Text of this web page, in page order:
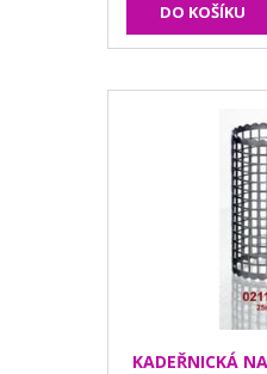
DO KOŠÍKU
KADEŘNICKÁ